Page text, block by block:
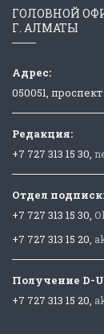
ГОЛОВНОЙ
Г. АЛМАТЫ
Адрес:
050051,
Редакция:
+7 727 313 15 30,
Отдел
+7 727 313 15 30,
+7 727 313 15 20,
Получение D-
+7 727 313 15 20,